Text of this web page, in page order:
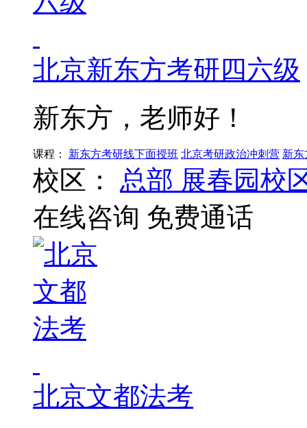
北京新东方考研四六级
新东方，老师好！
课程： 新东方考研线下面授班 北京考研政治冲刺营 新东
校区： 总部 展春园校
在线咨询 免费通话
北京文都法考